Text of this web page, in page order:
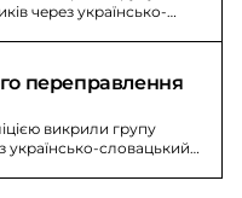
через українсько-
переправлення
викрили групу
українсько-словацький